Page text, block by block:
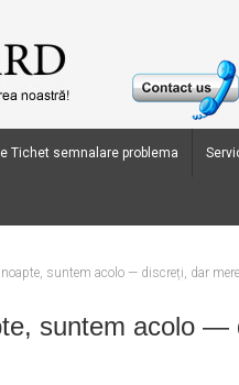
Tichet semnalare problema
noapte, suntem acolo — discreți, dar
suntem acolo —